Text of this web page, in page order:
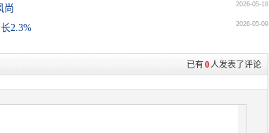
尚 2026-05-18
2.3% 2026-05-09
已有0人发表了评论